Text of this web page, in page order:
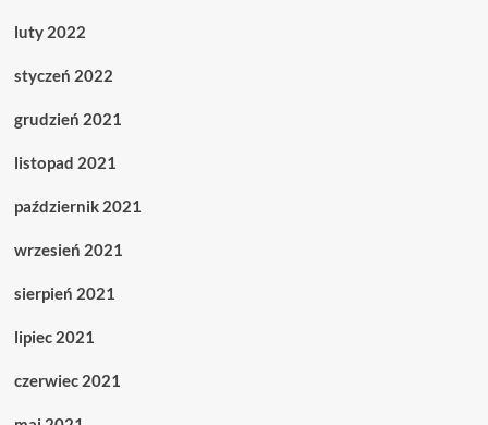
luty 2022
styczeń 2022
grudzień 2021
listopad 2021
październik 2021
wrzesień 2021
sierpień 2021
lipiec 2021
czerwiec 2021